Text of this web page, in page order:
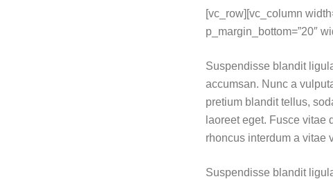
[vc_row][vc_column
p_margin_bottom=”20″
Suspendisse blandit
accumsan. Nunc a
pretium blandit tellus,
laoreet eget. Fusce vitae
rhoncus interdum a vitae
Suspendisse blandit